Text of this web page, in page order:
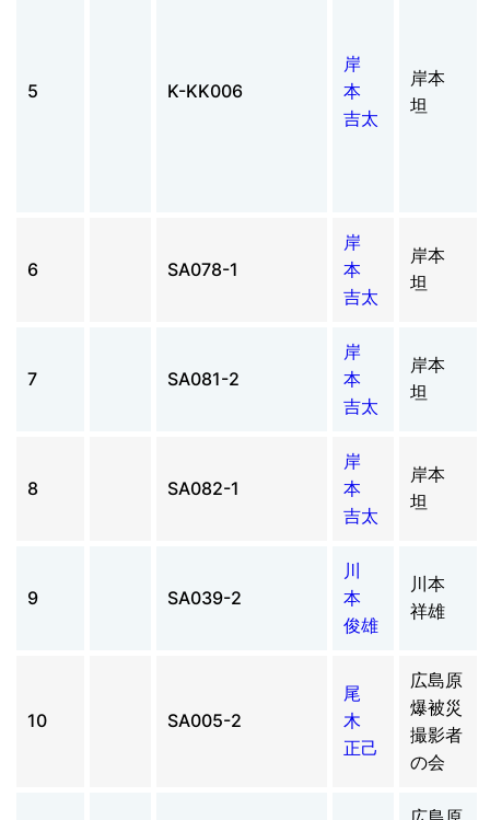
5 K-KK006
岸
本
吉太
岸本
坦
6 SA078-1
岸
本
吉太
岸本
坦
7 SA081-2
岸
本
吉太
岸本
坦
8 SA082-1
岸
本
吉太
岸本
坦
9 SA039-2
川
本
俊雄
川本
祥雄
10 SA005-2
尾
木
正己
広島原
爆被災
撮影者
の会